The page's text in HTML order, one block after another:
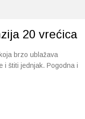
20 vrećica
brzo ublažava
i štiti jednjak. Pogodna i